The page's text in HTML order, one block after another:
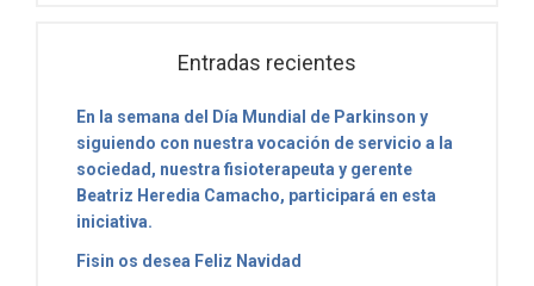
Entradas recientes
En la semana del Día Mundial de Parkinson y
siguiendo con nuestra vocación de servicio a la
sociedad, nuestra fisioterapeuta y gerente
Beatriz Heredia Camacho, participará en esta
iniciativa.
Fisin os desea Feliz Navidad